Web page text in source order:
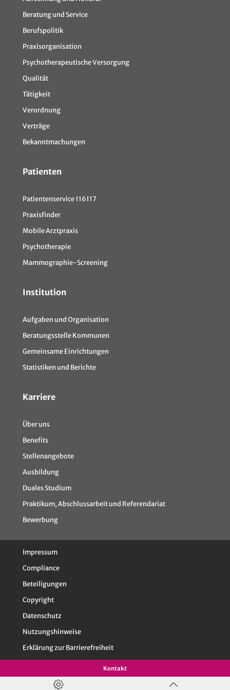
Beratung und Service
Berufspolitik
Praxisorganisation
Psychotherapeutische Versorgung
Qualität
Tätigkeit
Verordnung
Verträge
Bekanntmachungen
Patienten
Patientenservice 116117
Praxisfinder
Mobile Arztpraxis
Psychotherapie
Mammographie-Screening
Institution
Aufgaben und Organisation
Beratungsstelle Kommunen
Gemeinsame Einrichtungen
Statistiken und Berichte
Karriere
Über uns
Benefits
Stellenangebote
Ausbildung
Duales Studium
Praktikum, Abschlussarbeit und Referendariat
Bewerbung
Impressum
Compliance
Beteiligungen
Copyright
Datenschutz
Nutzungshinweise
Erklärung zur Barrierefreiheit
Kontakt
nach oben